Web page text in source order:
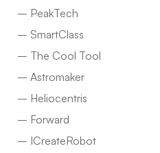
– PeakTech
– SmartClass
– The Cool Tool
– Astromaker
– Heliocentris
– Forward
– ICreateRobot